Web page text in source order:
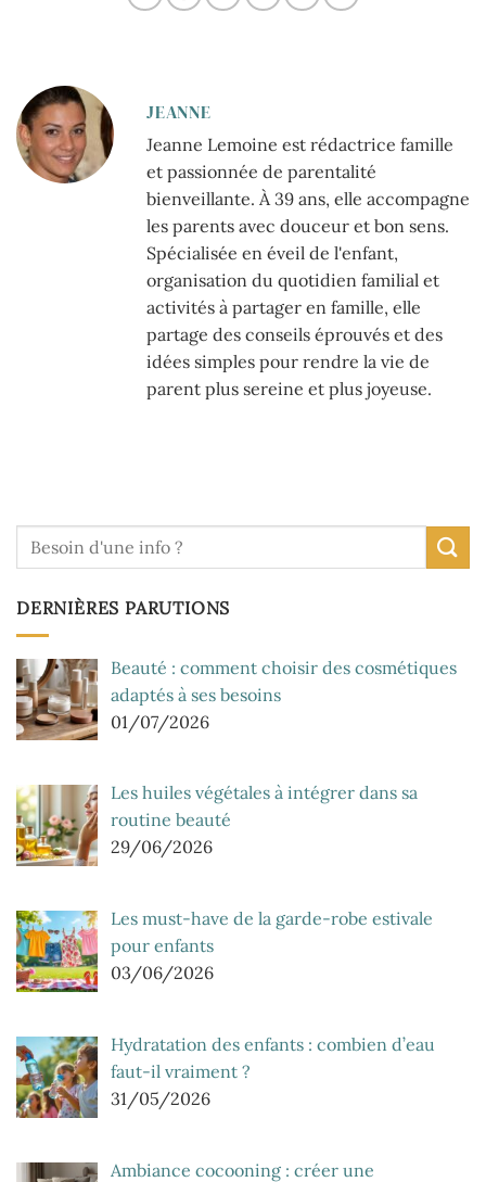
JEANNE
Jeanne Lemoine est rédactrice famille
et passionnée de parentalité
bienveillante. À 39 ans, elle accompagne
les parents avec douceur et bon sens.
Spécialisée en éveil de l'enfant,
organisation du quotidien familial et
activités à partager en famille, elle
partage des conseils éprouvés et des
idées simples pour rendre la vie de
parent plus sereine et plus joyeuse.
DERNIÈRES PARUTIONS
Beauté : comment choisir des cosmétiques
adaptés à ses besoins
01/07/2026
Les huiles végétales à intégrer dans sa
routine beauté
29/06/2026
Les must-have de la garde-robe estivale
pour enfants
03/06/2026
Hydratation des enfants : combien d’eau
faut-il vraiment ?
31/05/2026
Ambiance cocooning : créer une